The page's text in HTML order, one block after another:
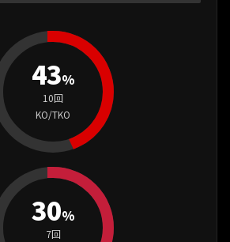
43%
10回
KO/TKO
30%
7回